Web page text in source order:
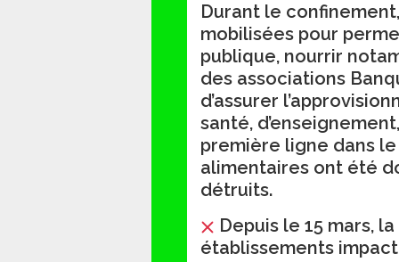
Durant le
mobilisées pour
publique, nourrir
des associations
d’assurer
santé,
première ligne dans
alimentaires ont été
détruits.
Depuis le 15 mars,
établissements